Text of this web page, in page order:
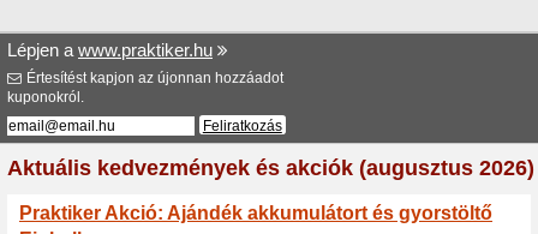
Áruházak
Főoldal>P> Praktiker.hu